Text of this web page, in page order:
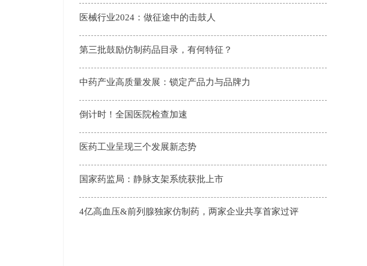
医械行业2024：做征途中的击鼓人
第三批鼓励仿制药品目录，有何特征？
中药产业高质量发展：锁定产品力与品牌力
倒计时！全国医院检查加速
医药工业呈现三个发展新态势
国家药监局：静脉支架系统获批上市
4亿高血压&前列腺独家仿制药，两家企业共享首家过评